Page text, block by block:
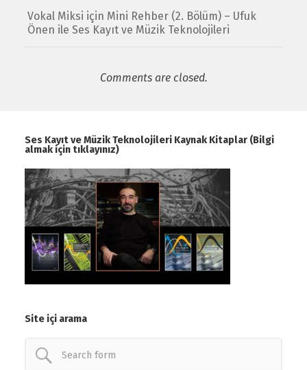
Vokal Miksi için Mini Rehber (2. Bölüm) – Ufuk
Önen ile Ses Kayıt ve Müzik Teknolojileri
Comments are closed.
Ses Kayıt ve Müzik Teknolojileri Kaynak Kitaplar (Bilgi
almak için tıklayınız)
Site içi arama